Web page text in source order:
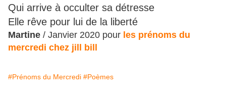
Qui arrive à occulter sa détresse
Elle rêve pour lui de la liberté
Martine / Janvier 2020 pour les prénoms du
mercredi chez jill bill
#Prénoms du Mercredi #Poèmes